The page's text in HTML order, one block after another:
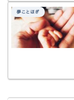
夢ことほぎ